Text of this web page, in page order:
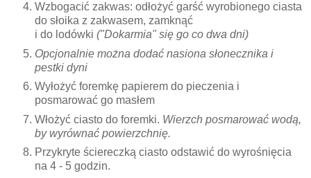
Wzbogacić zakwas: odłożyć garść wyrobionego ciasta
do słoika z zakwasem, zamknąć
i do lodówki ("Dokarmia" się go co dwa dni)
Opcjonalnie można dodać nasiona słonecznika i
pestki dyni
Wyłożyć foremkę papierem do pieczenia i
posmarować go masłem
Włożyć ciasto do foremki. Wierzch posmarować wodą,
by wyrównać powierzchnię.
Przykryte ściereczką ciasto odstawić do wyrośnięcia
na 4 - 5 godzin.